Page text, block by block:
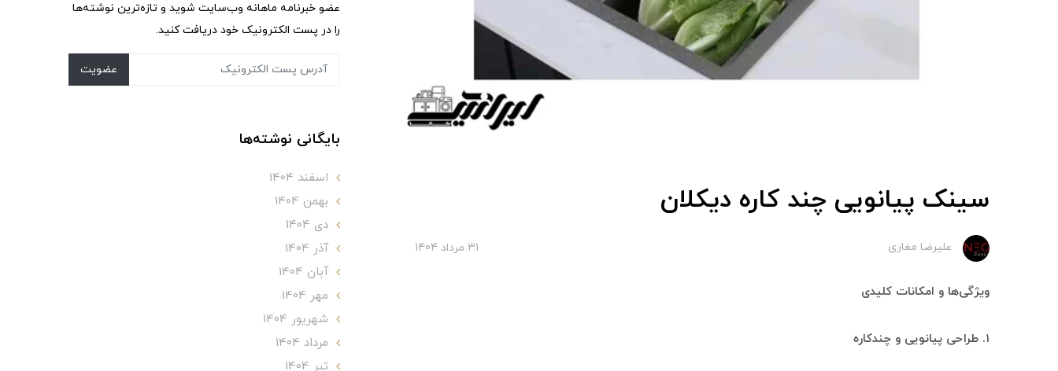
سینک پیانویی چند کاره دیکلان
علیرضا مغاری 31 مرداد 1404
ویژگی‌ها و امکانات کلیدی
1. طراحی پیانویی و چندکاره
عضو خبرنامه ماهانه وب‌سایت شوید و تازه‌ترین نوشته‌ها
را در پست الکترونیک خود دریافت کنید.
عضویت
بایگانی نوشته‌ها
اسفند 1404
بهمن 1404
دی 1404
آذر 1404
آبان 1404
مهر 1404
شهریور 1404
مرداد 1404
تير 1404